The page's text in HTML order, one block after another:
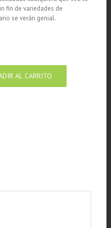
fin de variedades de
se verán genial.
AL CARRITO